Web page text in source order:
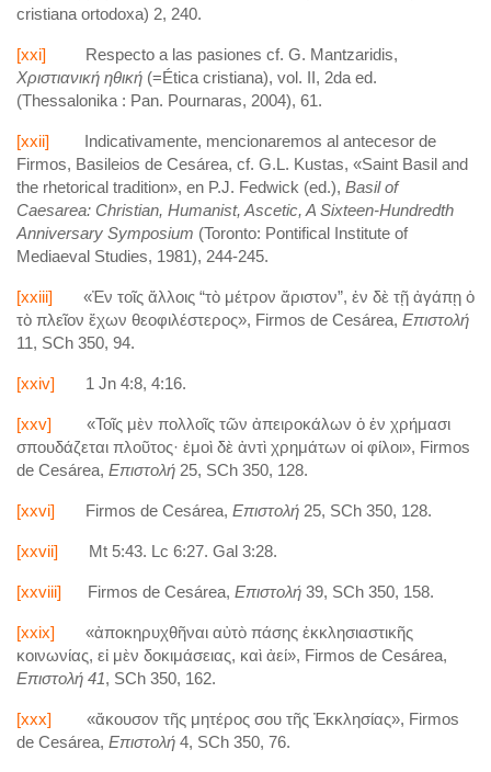
cristiana ortodoxa) 2, 240.
[xxi]
Respecto a las pasiones cf. G. Mantzaridis,
Χριστιανική ηθική (=Ética cristiana), vol. ΙΙ, 2da ed.
(Thessalonika : Pan. Pournaras, 2004), 61.
[xxii]
Indicativamente, mencionaremos al antecesor de
Firmos, Basileios de Cesárea, cf. G.L. Kustas, «Saint Basil and
the rhetorical tradition», en P.J. Fedwick (ed.), Basil of
Caesarea: Christian, Humanist, Ascetic, A Sixteen-Hundredth
Anniversary Symposium (Toronto: Pontifical Institute of
Mediaeval Studies, 1981), 244-245.
[xxiii]
«Ἐν τοῖς ἄλλοις “τὸ μέτρον ἄριστον”, ἐν δὲ τῇ ἀγάπῃ ὁ
τὸ πλεῖον ἔχων θεοφιλέστερος», Firmos de Cesárea, Επιστολή
11, SCh 350, 94.
[xxiv] 1 Jn 4:8, 4:16.
[xxv]
«Τοῖς μὲν πολλοῖς τῶν ἀπειροκάλων ὁ ἐν χρήμασι
σπουδάζεται πλοῦτος· ἐμοὶ δὲ ἀντὶ χρημάτων οἱ φίλοι», Firmos
de Cesárea, Επιστολή 25, SCh 350, 128.
[xxvi] Firmos de Cesárea, Επιστολή 25, SCh 350, 128.
[xxvii] Mt 5:43. Lc 6:27. Gal 3:28.
[xxviii] Firmos de Cesárea, Επιστολή 39, SCh 350, 158.
[xxix]
«ἀποκηρυχθῆναι αὐτὸ πάσης ἐκκλησιαστικῆς
κοινωνίας, εἰ μὲν δοκιμάσειας, καὶ ἀεί», Firmos de Cesárea,
Επιστολή 41, SCh 350, 162.
[xxx]
«ἄκουσον τῆς μητέρος σου τῆς Ἐκκλησίας», Firmos
de Cesárea, Επιστολή 4, SCh 350, 76.